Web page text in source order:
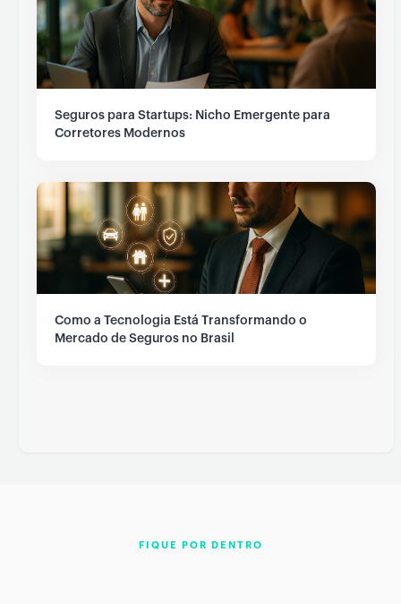
Seguros para Startups: Nicho Emergente para
Corretores Modernos
Como a Tecnologia Está Transformando o
Mercado de Seguros no Brasil
FIQUE POR DENTRO